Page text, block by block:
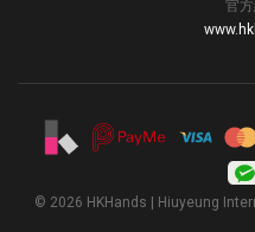
官
© 2026 HKHands | Hiuyeung